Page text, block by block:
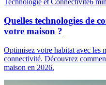
Technologie et Connectivité6 min
Quelles technologies de
votre maison ?
Optimisez votre habitat avec les
connectivité. Découvrez
maison en 2026.